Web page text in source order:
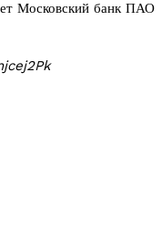
Московский банк ПАО